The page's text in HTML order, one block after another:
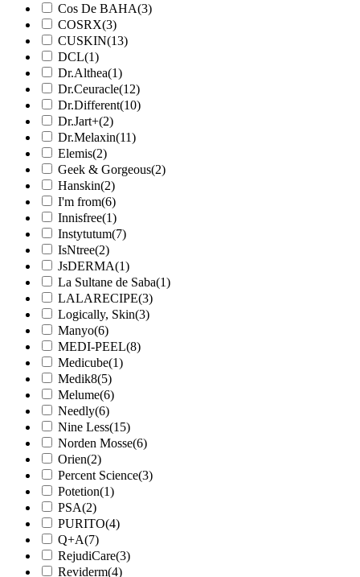
Cos De BAHA(3)
COSRX(3)
CUSKIN(13)
DCL(1)
Dr.Althea(1)
Dr.Ceuracle(12)
Dr.Different(10)
Dr.Jart+(2)
Dr.Melaxin(11)
Elemis(2)
Geek & Gorgeous(2)
Hanskin(2)
I'm from(6)
Innisfree(1)
Instytutum(7)
IsNtree(2)
JsDERMA(1)
La Sultane de Saba(1)
LALARECIPE(3)
Logically, Skin(3)
Manyo(6)
MEDI-PEEL(8)
Medicube(1)
Medik8(5)
Melume(6)
Needly(6)
Nine Less(15)
Norden Mosse(6)
Orien(2)
Percent Science(3)
Potetion(1)
PSA(2)
PURITO(4)
Q+A(7)
RejudiCare(3)
Reviderm(4)